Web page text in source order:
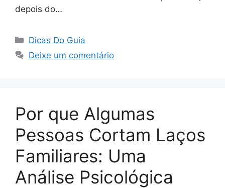
depois do…
Categorias
Dicas Do Guia
Deixe um comentário
Por que Algumas
Pessoas Cortam Laços
Familiares: Uma
Análise Psicológica